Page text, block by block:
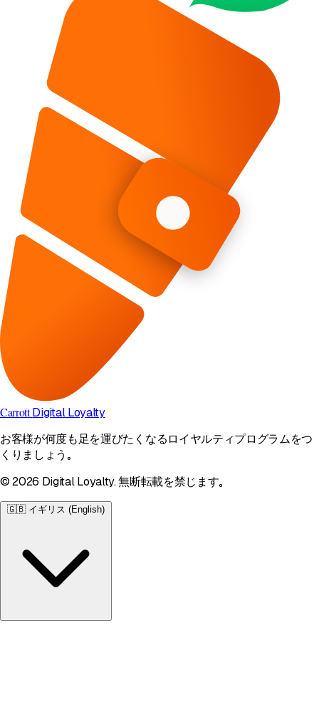
Carrott Digital Loyalty
お客様が何度も足を運びたくなるロイヤルティプログラムをつ
くりましょう。
© 2026 Digital Loyalty. 無断転載を禁じます。
🇬🇧 イギリス (English)